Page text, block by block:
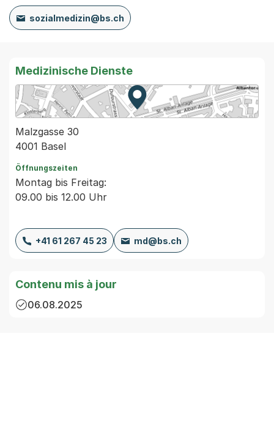
sozialmedizin@bs.ch
Medizinische Dienste
Zur Karte von MapBS.
Externer Link, wird in einem
Malzgasse 30
4001 Basel
Öffnungszeiten
Montag bis Freitag:
09.00 bis 12.00 Uhr
+41 61 267 45 23 md@bs.ch
Contenu mis à jour
06.08.2025